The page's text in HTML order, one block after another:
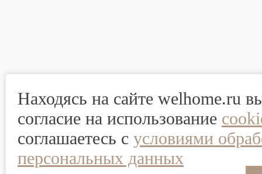
Находясь на сайте welhome.ru
согласие на использование
соглашаетесь с условиями
персональных данных